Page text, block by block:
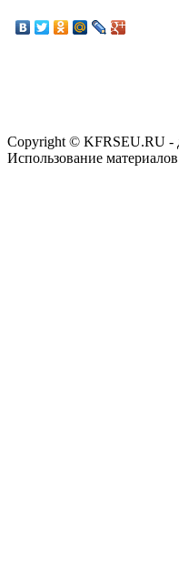
Copyright © KFRSEU.RU -
Использование